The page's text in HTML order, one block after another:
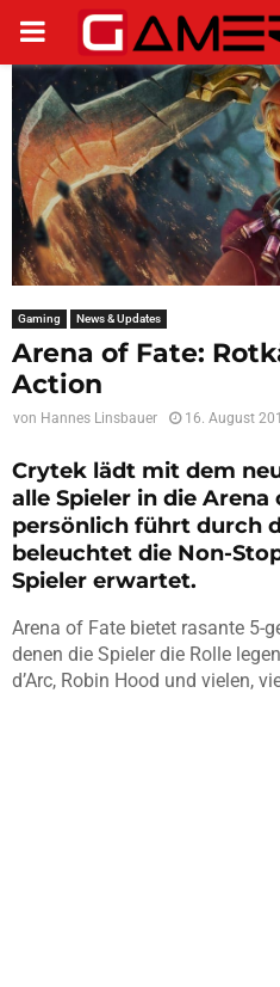
PRIMARY
MENU
Gaming News & Updates
Arena of Fate:
Action
von Hannes Linsbauer 16. August
Crytek lädt mit dem
alle Spieler in die
persönlich führt durch
beleuchtet die Non-
Spieler erwartet.
Arena of Fate bietet rasante 5-
denen die Spieler die Rolle
d’Arc, Robin Hood und vielen,